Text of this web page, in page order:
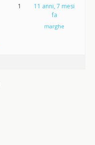
1
11 anni, 7 mesi
fa
marghe